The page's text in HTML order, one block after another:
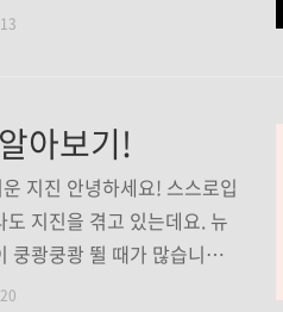
배구를 좋아하게 된 계는
습니다. 77연승을 기록할
게 이기기 힘들었습니다.
다. 월드스타 김세진, 폭격
태웅, 장병철, 석진욱, 김상
않는 최강의 멤버였던거 같
아보기!
지진 안녕하세요! 스스로입
지진을 겪고 있는데요. 뉴
쿵쾅쿵쾅 뛸 때가 많습니다.
모두 지진에 관심갖고 대